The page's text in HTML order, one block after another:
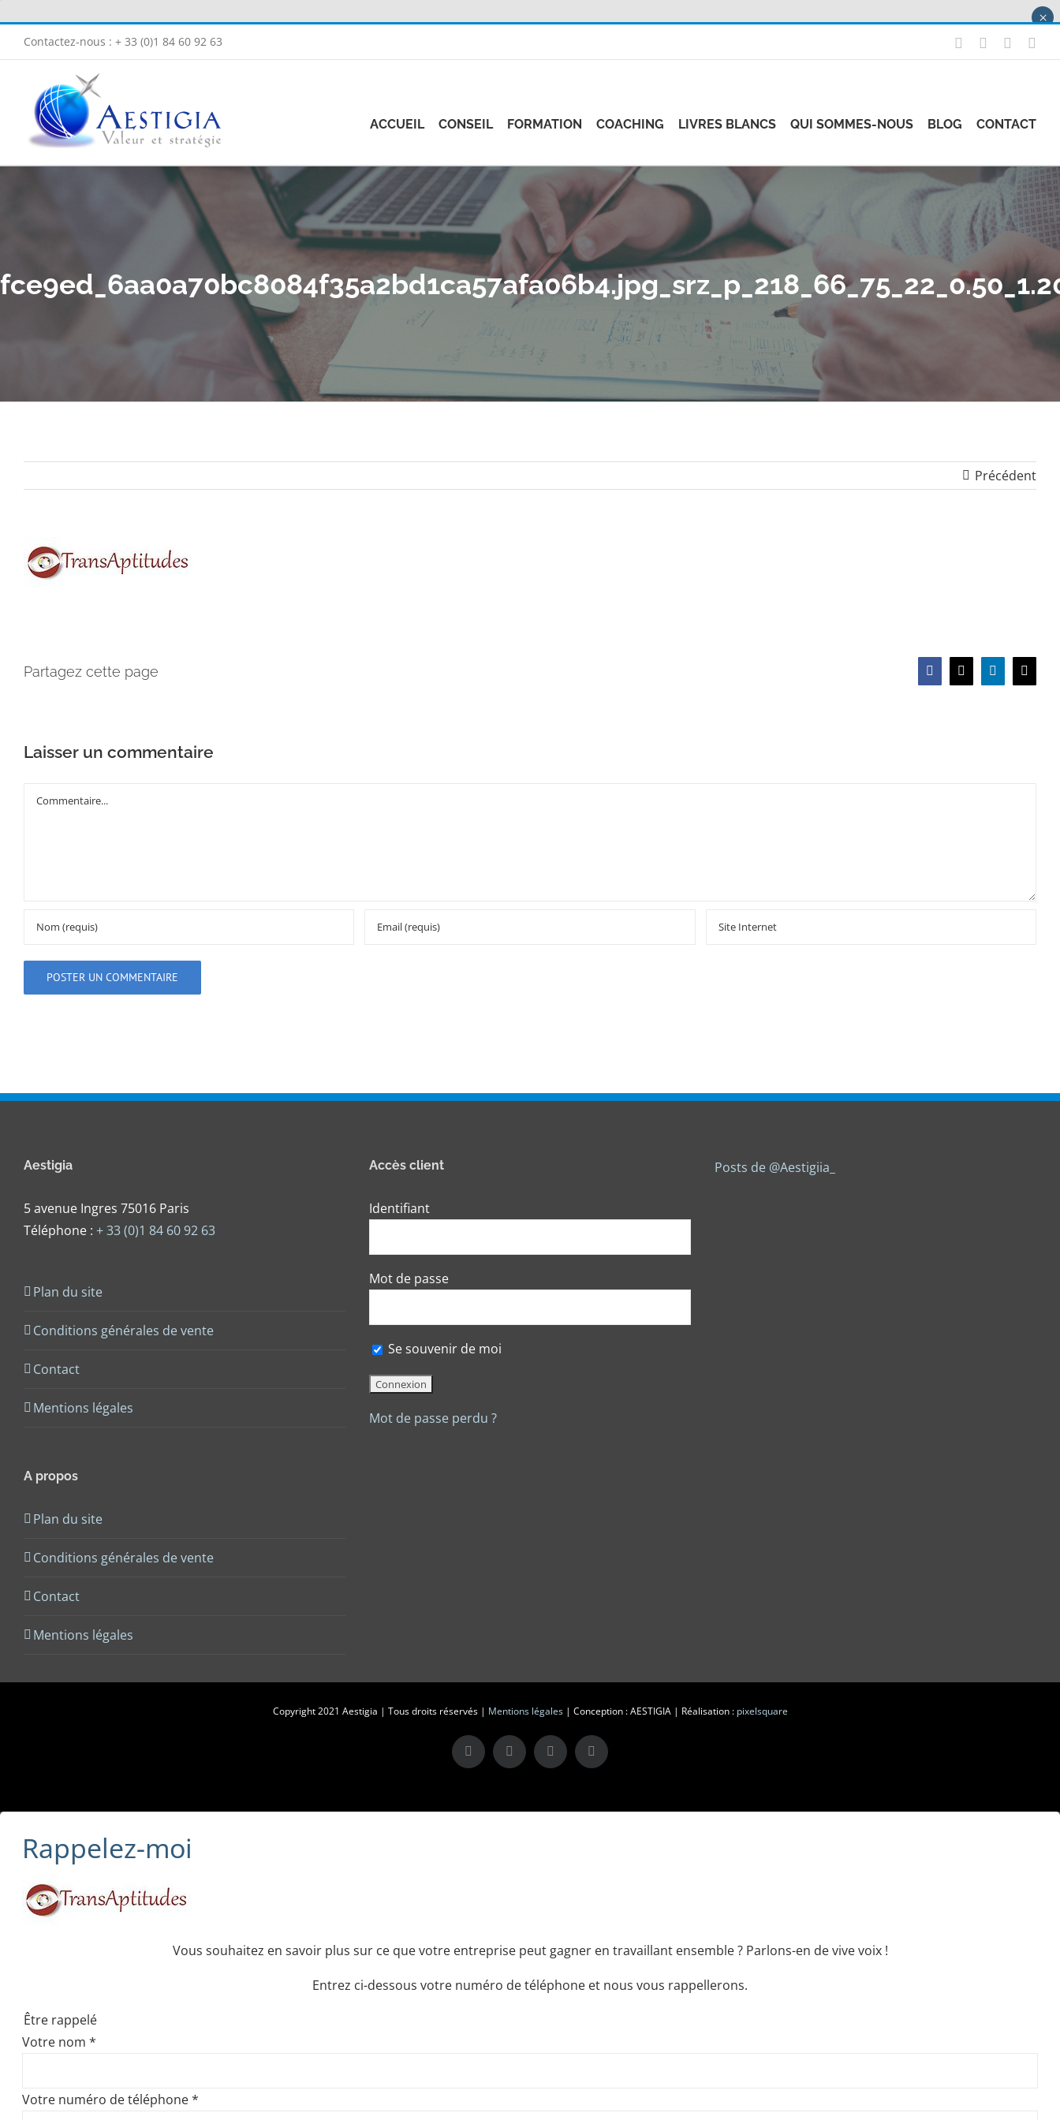
Contactez-nous : + 33 (0)1 84 60 92 63 LinkedIn
ACCUEIL CONSEIL FORMATION COACHING LIVRES BLANCS QUI SOMMES-NOUS BLOG CONTACT
Précédent
Partagez cette page Facebook
X LinkedInEmail
Laisser un commentaire
Commentaire
Aestigia
5 avenue Ingres 75016 Paris
Téléphone : + 33 (0)1 84 60 92 63
Plan du site
Conditions générales de vente
Contact
Mentions légales
A propos
Plan du site
Conditions générales de vente
Contact
Mentions légales
Accès client
Identifiant
Mot de passe
Se souvenir de moi
Mot de passe perdu ?
Posts de @Aestigiia_
Copyright 2021 Aestigia | Tous droits réservés | Mentions légales| Conception : AESTIGIA | Réalisation : pixelsquare
X LinkedInInstagramFacebook
Rappelez-moi
Vous souhaitez en savoir plus sur ce que votre entreprise peut gagner en travaillant ensemble ? Parlons-en de vive voix !
Entrez ci-dessous votre numéro de téléphone et nous vous rappellerons.
Être rappelé
Votre nom *
Votre numéro de téléphone*
×